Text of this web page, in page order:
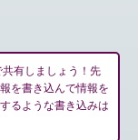
有しましょう！先
を書き込んで情報を
るような書き込みは